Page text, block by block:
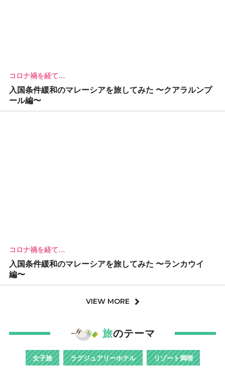
コロナ禍を経て…
入国条件緩和のマレーシアを旅してみた 〜クアラルンプ
ール編〜
コロナ禍を経て…
入国条件緩和のマレーシアを旅してみた 〜ランカウイ
編〜
VIEW MORE
旅のテーマ
女子旅 ラグジュアリーホテル リゾート満喫